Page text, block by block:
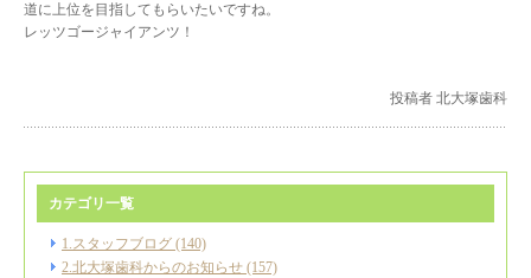
道に上位を目指してもらいたいですね。
レッツゴージャイアンツ！
投稿者 北大塚歯科
カテゴリ一覧
1.スタッフブログ (140)
2.北大塚歯科からのお知らせ (157)